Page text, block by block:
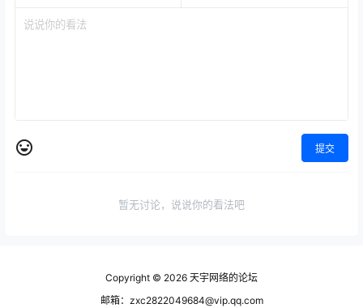
提交
暂无讨论，说说你的看法吧
Copyright © 2026 天宇网络的论坛
邮箱：zxc2822049684@vip.qq.com